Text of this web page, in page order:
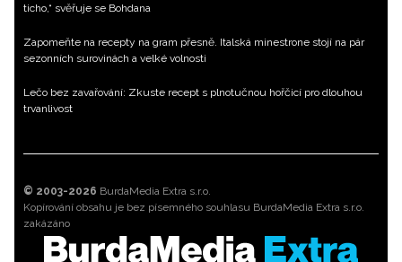
ticho,“ svěřuje se Bohdana
Zapomeňte na recepty na gram přesně. Italská minestrone stojí na pár
sezonních surovinách a velké volnosti
Lečo bez zavařování: Zkuste recept s plnotučnou hořčicí pro dlouhou
trvanlivost
© 2003-2026 BurdaMedia Extra s.r.o.
Kopírování obsahu je bez písemného souhlasu BurdaMedia Extra s.r.o.
zakázáno